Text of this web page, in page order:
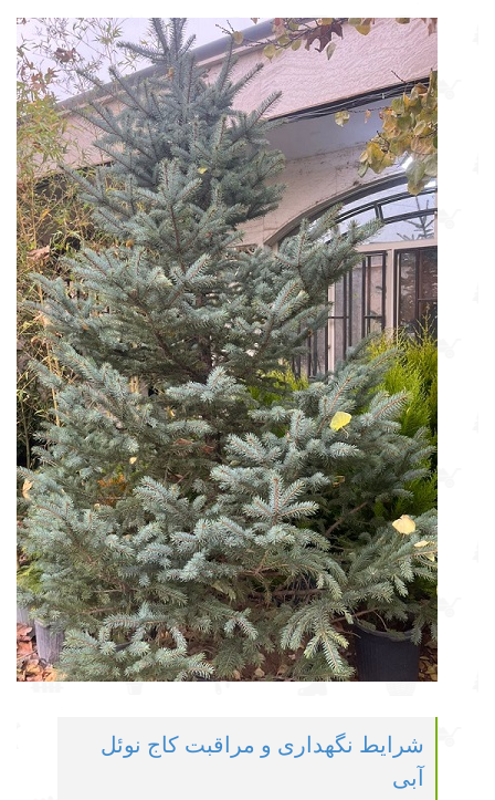
شرایط نگهداری و مراقبت کاج نوئل
آبی